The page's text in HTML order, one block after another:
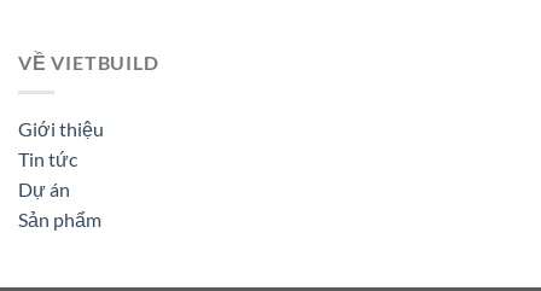
VỀ VIETBUILD
Giới thiệu
Tin tức
Dự án
Sản phẩm